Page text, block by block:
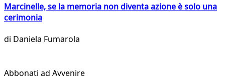
Marcinelle, se la memoria non diventa azione è solo una
cerimonia
di Daniela Fumarola
Abbonati ad Avvenire